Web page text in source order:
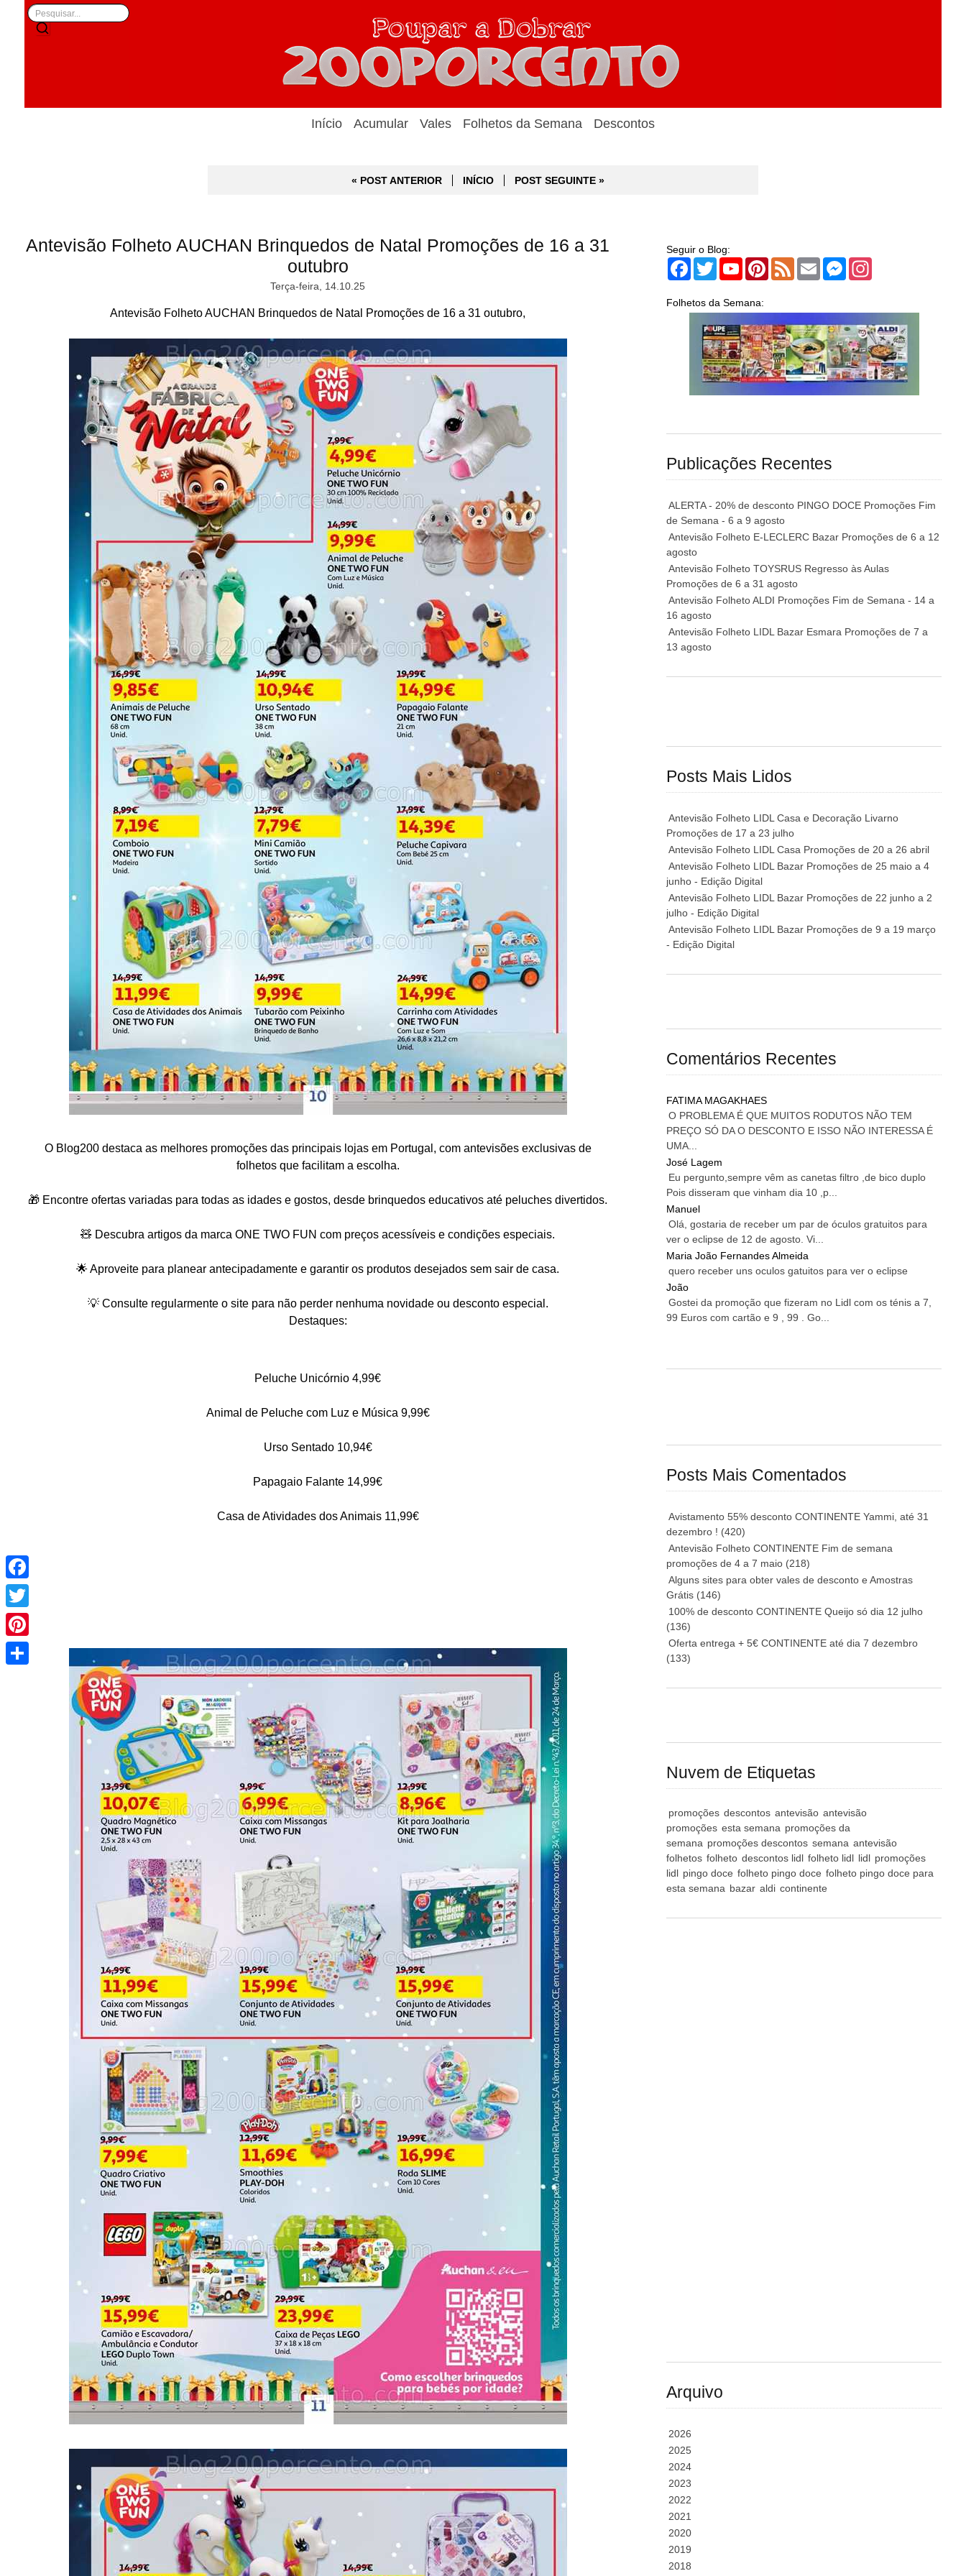
Início Acumular Vales Folhetos da Semana Descontos
« POST ANTERIOR INÍCIO POST SEGUINTE »
Antevisão Folheto AUCHAN Brinquedos de Natal Promoções de 16 a 31
outubro
Terça-feira, 14.10.25
Antevisão Folheto AUCHAN Brinquedos de Natal Promoções de 16 a 31 outubro,
O Blog200 destaca as melhores promoções das principais lojas em Portugal, com antevisões exclusivas de
folhetos que facilitam a escolha.
🎁 Encontre ofertas variadas para todas as idades e gostos, desde brinquedos educativos até peluches divertidos.
🧸 Descubra artigos da marca ONE TWO FUN com preços acessíveis e condições especiais.
🌟 Aproveite para planear antecipadamente e garantir os produtos desejados sem sair de casa.
💡 Consulte regularmente o site para não perder nenhuma novidade ou desconto especial.
Destaques:
Peluche Unicórnio 4,99€
Animal de Peluche com Luz e Música 9,99€
Urso Sentado 10,94€
Papagaio Falante 14,99€
Casa de Atividades dos Animais 11,99€
Seguir o Blog:
Facebook
TwitterYouTubePinterest
Feed Email Messenger
Folhetos da Semana:
Publicações Recentes
ALERTA - 20% de desconto PINGO DOCE Promoções Fim
de Semana - 6 a 9 agosto
Antevisão Folheto E-LECLERC Bazar Promoções de 6 a 12
agosto
Antevisão Folheto TOYSRUS Regresso às Aulas
Promoções de 6 a 31 agosto
Antevisão Folheto ALDI Promoções Fim de Semana - 14 a
16 agosto
Antevisão Folheto LIDL Bazar Esmara Promoções de 7 a
13 agosto
Posts Mais Lidos
Antevisão Folheto LIDL Casa e Decoração Livarno
Promoções de 17 a 23 julho
Antevisão Folheto LIDL Casa Promoções de 20 a 26 abril
Antevisão Folheto LIDL Bazar Promoções de 25 maio a 4
junho - Edição Digital
Antevisão Folheto LIDL Bazar Promoções de 22 junho a 2
julho - Edição Digital
Antevisão Folheto LIDL Bazar Promoções de 9 a 19 março
- Edição Digital
Comentários Recentes
FATIMA MAGAKHAES
O PROBLEMA É QUE MUITOS RODUTOS NÃO TEM
PREÇO SÓ DA O DESCONTO E ISSO NÃO INTERESSA É
UMA...
José Lagem
Eu pergunto,sempre vêm as canetas filtro ,de bico duplo
Pois disseram que vinham dia 10 ,p...
Manuel
Olá, gostaria de receber um par de óculos gratuitos para
ver o eclipse de 12 de agosto. Vi...
Maria João Fernandes Almeida
quero receber uns oculos gatuitos para ver o eclipse
João
Gostei da promoção que fizeram no Lidl com os ténis a 7,
99 Euros com cartão e 9 , 99 . Go...
Posts Mais Comentados
Avistamento 55% desconto CONTINENTE Yammi, até 31
dezembro ! (420)
Antevisão Folheto CONTINENTE Fim de semana
promoções de 4 a 7 maio (218)
Alguns sites para obter vales de desconto e Amostras
Grátis (146)
100% de desconto CONTINENTE Queijo só dia 12 julho
(136)
Oferta entrega + 5€ CONTINENTE até dia 7 dezembro
(133)
Nuvem de Etiquetas
promoções descontos antevisão antevisão
promoções esta semana promoções da
semana promoções descontos semana antevisão
folhetos folheto descontos lidl folheto lidl lidl promoções
lidl pingo doce folheto pingo doce folheto pingo doce para
esta semana bazar aldi continente
Arquivo
2026
2025
2024
2023
2022
2021
2020
2019
2018